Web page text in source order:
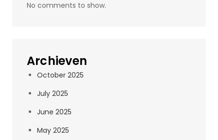
No comments to show.
Archieven
October 2025
July 2025
June 2025
May 2025